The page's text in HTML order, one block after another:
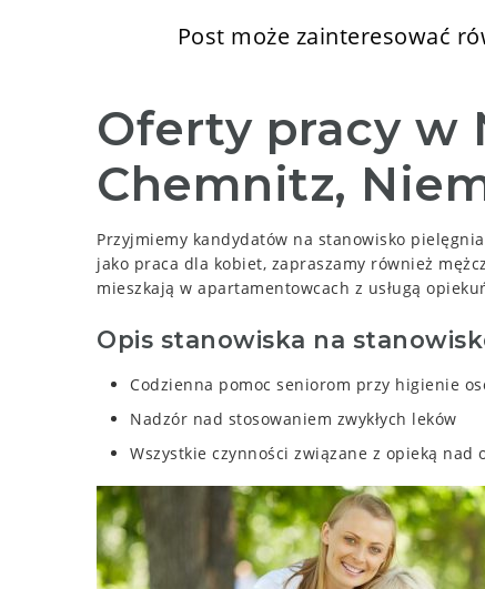
Post może zainteresować
Oferty pracy w
Chemnitz,
Przyjmiemy kandydatów na stanowisko
jako praca dla kobiet, zapraszamy również
mieszkają w apartamentowcach z usługą
Opis stanowiska na
Codzienna pomoc seniorom przy higienie
Nadzór nad stosowaniem zwykłych leków
Wszystkie czynności związane z opieką nad